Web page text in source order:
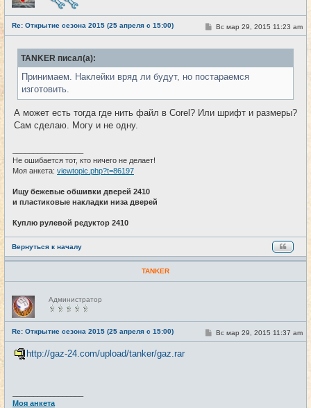
с
е
т
и
Re: Открытие сезона 2015 (25 апреля с 15:00) #22
С
о
б
е
н
Вс мар 29, 2015 11:23 am
TANKER писал(а):
Принимаем. Наклейки вряд ли будут, но постараемся
изготовить.
А может есть тогда где нить файл в Corel? Или шрифт и размеры?
Сам сделаю. Могу и не одну.
Не ошибается тот, кто ничего не делает!
Моя анкета: viewtopic.php?t=86197
Ищу бежевые обшивки дверей 2410
и пластиковые накладки низа дверей
Куплю рулевой редуктор 2410
Вернуться к началу
TANKER
Н
е
в
с
е
т
и
Администратор
Re: Открытие сезона 2015 (25 апреля с 15:00) #23
С
о
Вс мар 29, 2015 11:37 am
http://gaz-24.com/upload/tanker/gaz.rar
Моя анкета